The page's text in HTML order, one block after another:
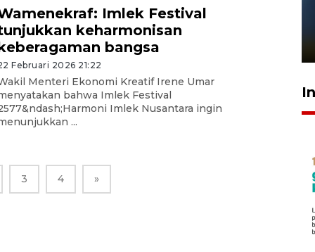
Imlek Festival
keharmonisan
bangsa
Februari 2026 21:22
Menteri Ekonomi Kreatif Irene Umar
bahwa Imlek Festival
Imlek Nusantara ingin
...
3 4 »
Pelanggan Filaha Farm setia
sampai 8 tahan?
1 Juni 2026 05:47